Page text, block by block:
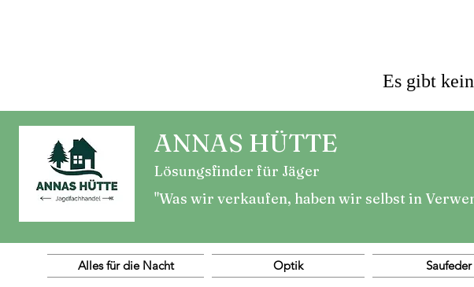
Es gibt
ANNAS HÜTTE
Lösungsfinder für Jäger
"Was wir verkaufen, haben wir selbst in
Alles für die Nacht Optik Saufeder